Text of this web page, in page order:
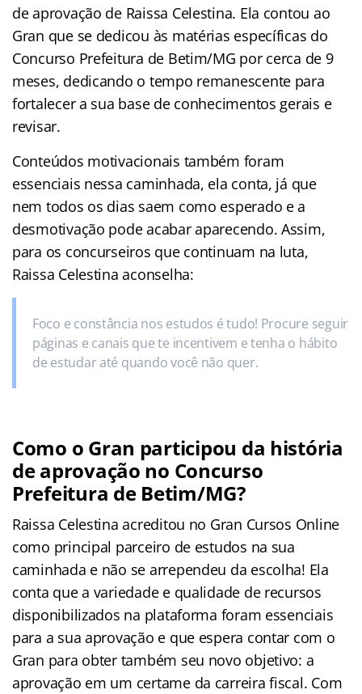
de aprovação de Raissa Celestina. Ela contou ao
Gran que se dedicou às matérias específicas do
Concurso Prefeitura de Betim/MG por cerca de 9
meses, dedicando o tempo remanescente para
fortalecer a sua base de conhecimentos gerais e
revisar.
Conteúdos motivacionais também foram
essenciais nessa caminhada, ela conta, já que
nem todos os dias saem como esperado e a
desmotivação pode acabar aparecendo. Assim,
para os concurseiros que continuam na luta,
Raissa Celestina aconselha:
Foco e constância nos estudos é tudo! Procure seguir
páginas e canais que te incentivem e tenha o hábito
de estudar até quando você não quer.
Como o Gran participou da história
de aprovação no Concurso
Prefeitura de Betim/MG?
Raissa Celestina acreditou no Gran Cursos Online
como principal parceiro de estudos na sua
caminhada e não se arrependeu da escolha! Ela
conta que a variedade e qualidade de recursos
disponibilizados na plataforma foram essenciais
para a sua aprovação e que espera contar com o
Gran para obter também seu novo objetivo: a
aprovação em um certame da carreira fiscal. Com